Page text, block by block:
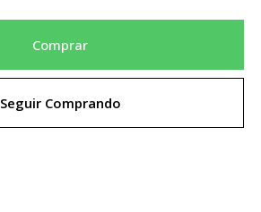
Comprar
Seguir Comprando